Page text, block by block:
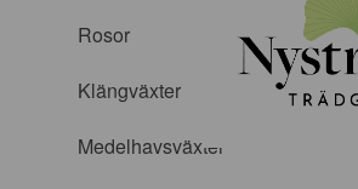
Rosor
Klängväxter
Medelhavsväxter